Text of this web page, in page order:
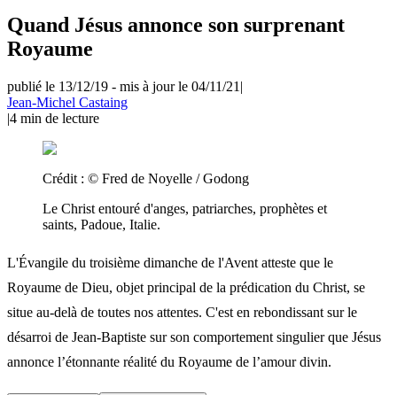
Quand Jésus annonce son surprenant
Royaume
publié le 13/12/19 - mis à jour le 04/11/21 |
Jean-Michel Castaing
|4 min de lecture
Crédit : © Fred de Noyelle / Godong
Le Christ entouré d'anges, patriarches, prophètes et
saints, Padoue, Italie.
L'Évangile du troisième dimanche de l'Avent atteste que le
Royaume de Dieu, objet principal de la prédication du Christ, se
situe au-delà de toutes nos attentes. C'est en rebondissant sur le
désarroi de Jean-Baptiste sur son comportement singulier que Jésus
annonce l’étonnante réalité du Royaume de l’amour divin.